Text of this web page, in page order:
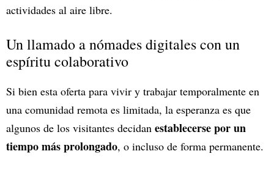
actividades al aire libre.
Un llamado a nómades digitales con un
espíritu colaborativo
Si bien esta oferta para vivir y trabajar temporalmente en
una comunidad remota es limitada, la esperanza es que
algunos de los visitantes decidan establecerse por un
tiempo más prolongado, o incluso de forma permanente.